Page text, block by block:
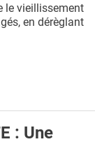
le vieillissement
en dérèglant
: Une